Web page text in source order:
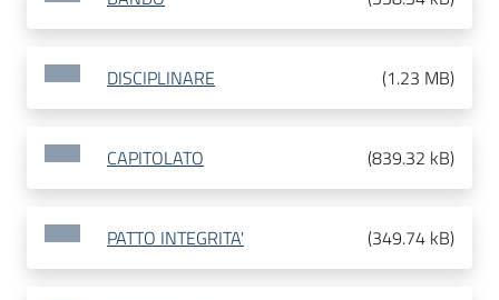
DISCIPLINARE (1.23 MB)
CAPITOLATO (839.32 kB)
PATTO INTEGRITA' (349.74 kB)